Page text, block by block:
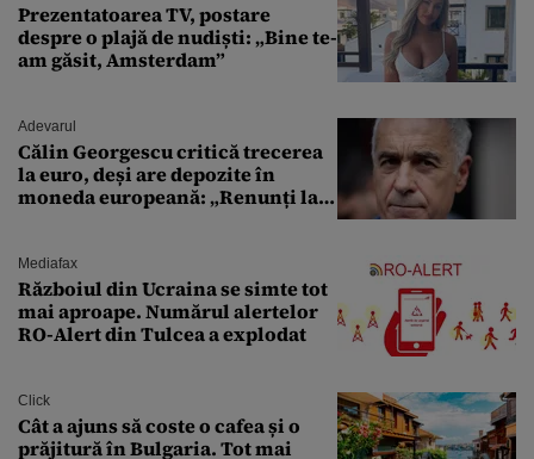
Prezentatoarea TV, postare
despre o plajă de nudiști: „Bine te-
am găsit, Amsterdam”
Adevarul
Călin Georgescu critică trecerea
la euro, deși are depozite în
moneda europeană: „Renunți la
Mediafax
Războiul din Ucraina se simte tot
mai aproape. Numărul alertelor
RO-Alert din Tulcea a explodat
Click
Cât a ajuns să coste o cafea și o
prăjitură în Bulgaria. Tot mai